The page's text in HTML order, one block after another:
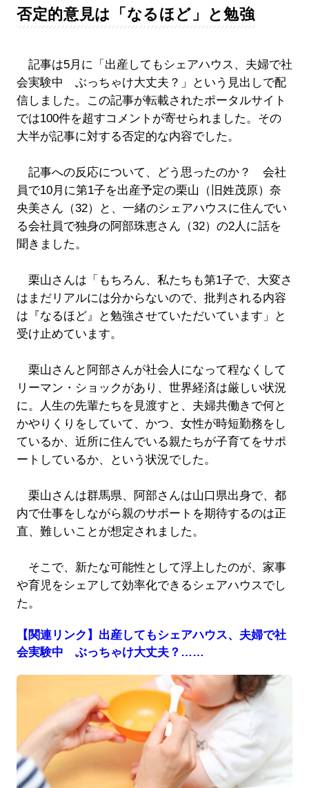
否定的意見は「なるほど」と勉強
記事は5月に「出産してもシェアハウス、夫婦で社
会実験中 ぶっちゃけ大丈夫？」という見出しで配
信しました。この記事が転載されたポータルサイト
では100件を超すコメントが寄せられました。その
大半が記事に対する否定的な内容でした。
記事への反応について、どう思ったのか？ 会社
員で10月に第1子を出産予定の栗山（旧姓茂原）奈
央美さん（32）と、一緒のシェアハウスに住んでい
る会社員で独身の阿部珠恵さん（32）の2人に話を
聞きました。
栗山さんは「もちろん、私たちも第1子で、大変さ
はまだリアルには分からないので、批判される内容
は『なるほど』と勉強させていただいています」と
受け止めています。
栗山さんと阿部さんが社会人になって程なくして
リーマン・ショックがあり、世界経済は厳しい状況
に。人生の先輩たちを見渡すと、夫婦共働きで何と
かやりくりをしていて、かつ、女性が時短勤務をし
ているか、近所に住んでいる親たちが子育てをサポ
ートしているか、という状況でした。
栗山さんは群馬県、阿部さんは山口県出身で、都
内で仕事をしながら親のサポートを期待するのは正
直、難しいことが想定されました。
そこで、新たな可能性として浮上したのが、家事
や育児をシェアして効率化できるシェアハウスでし
た。
【関連リンク】出産してもシェアハウス、夫婦で社
会実験中 ぶっちゃけ大丈夫？……